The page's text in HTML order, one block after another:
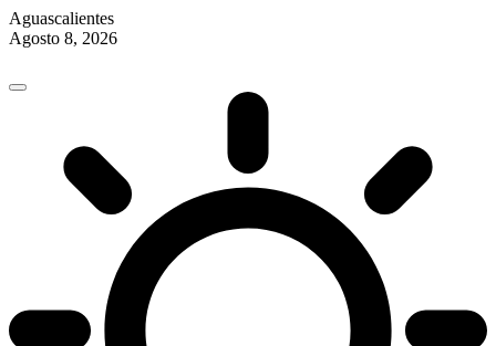
Aguascalientes
Agosto 8, 2026
content